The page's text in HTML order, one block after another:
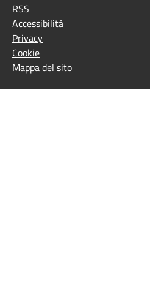
RSS
Accessibilità
Privacy
Cookie
Mappa del sito